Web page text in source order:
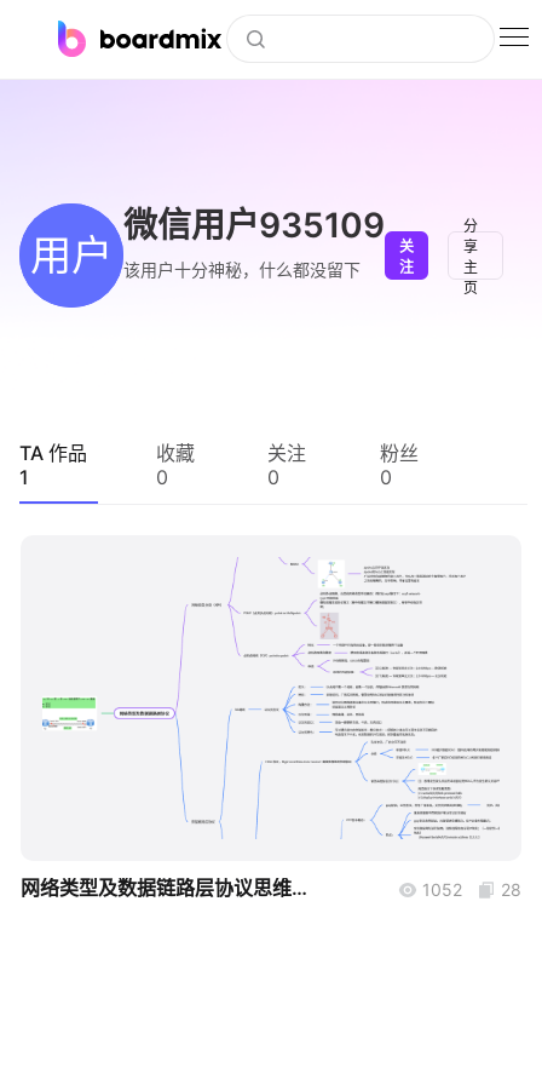
下载
会员
企业服务
用户
微信用户935109
该用户十分神秘，什么都没留下
关
注
分
享
主
页
TA 作品
1
收藏
0
关注
0
粉丝
0
boardmix
网络类型及数据链路层协议思维导图 1052 28